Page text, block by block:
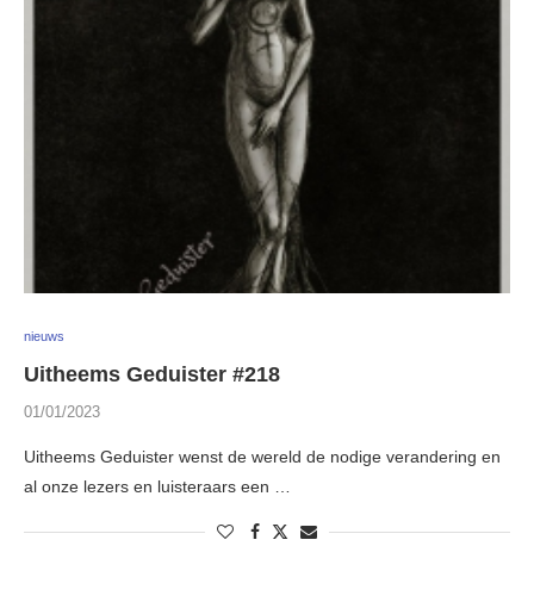
nieuws
Uitheems Geduister #218
01/01/2023
Uitheems Geduister wenst de wereld de nodige verandering en
al onze lezers en luisteraars een …